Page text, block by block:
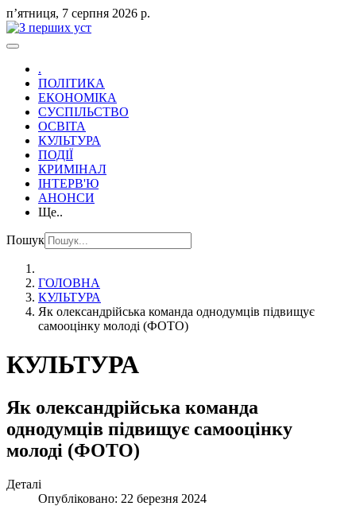
пʼятниця, 7 серпня 2026 р.
.
ПОЛІТИКА
ЕКОНОМІКА
СУСПІЛЬСТВО
ОСВІТА
КУЛЬТУРА
ПОДІЇ
КРИМІНАЛ
ІНТЕРВ'Ю
АНОНСИ
Ще..
Пошук
ГОЛОВНА
КУЛЬТУРА
Як олександрійська команда однодумців підвищує
самооцінку молоді (ФОТО)
КУЛЬТУРА
Як олександрійська команда
однодумців підвищує самооцінку
молоді (ФОТО)
Деталі
Опубліковано: 22 березня 2024